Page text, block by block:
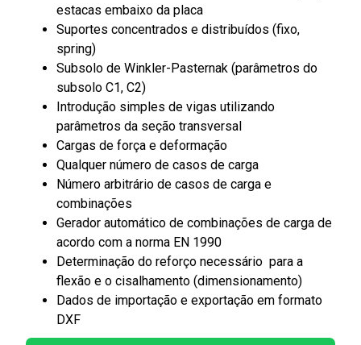
estacas embaixo da placa
Suportes concentrados e distribuídos (fixo,
spring)
Subsolo de Winkler-Pasternak (parâmetros do
subsolo C1, C2)
Introdução simples de vigas utilizando
parâmetros da seção transversal
Cargas de força e deformação
Qualquer número de casos de carga
Número arbitrário de casos de carga e
combinações
Gerador automático de combinações de carga de
acordo com a norma EN 1990
Determinação do reforço necessário para a
flexão e o cisalhamento (dimensionamento)
Dados de importação e exportação em formato
DXF